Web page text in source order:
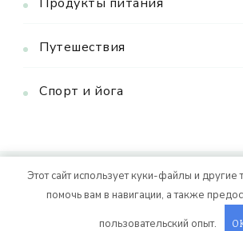
Путешествия
Спорт и йога
© Авторское право 2026 Vitality
защищены.CoachPress Lite |
Blossom Themes. На
Этот сайт использует куки-файлы и другие
помочь вам в навигации, а также
пользовательский опыт.